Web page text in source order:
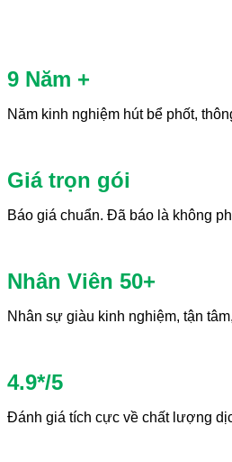
9 Năm +
Năm kinh nghiệm hút bể phốt,
Giá trọn gói
Báo giá chuẩn. Đã báo là không
Nhân Viên 50+
Nhân sự giàu kinh nghiệm, tận
4.9*/5
Đánh giá tích cực về chất lượng